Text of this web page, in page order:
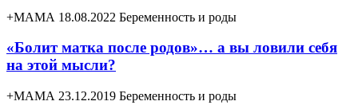
+МАМА 18.08.2022 Беременность и роды
«Болит матка после родов»… а вы ловили себя
на этой мысли?
+МАМА 23.12.2019 Беременность и роды